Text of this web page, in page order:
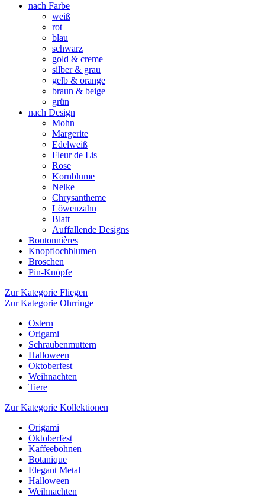
nach Farbe
weiß
rot
blau
schwarz
gold & creme
silber & grau
gelb & orange
braun & beige
grün
nach Design
Mohn
Margerite
Edelweiß
Fleur de Lis
Rose
Kornblume
Nelke
Chrysantheme
Löwenzahn
Blatt
Auffallende Designs
Boutonnières
Knopflochblumen
Broschen
Pin-Knöpfe
Zur Kategorie Fliegen
Zur Kategorie Ohrringe
Ostern
Origami
Schraubenmuttern
Halloween
Oktoberfest
Weihnachten
Tiere
Zur Kategorie Kollektionen
Origami
Oktoberfest
Kaffeebohnen
Botanique
Elegant Metal
Halloween
Weihnachten